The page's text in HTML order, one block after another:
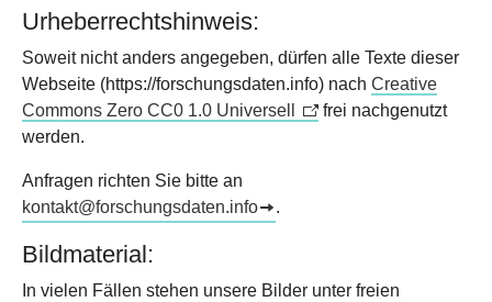
Urheberrechtshinweis:
Soweit nicht anders angegeben, dürfen alle Texte dieser
Webseite (https://forschungsdaten.info) nach Creative
Commons Zero CC0 1.0 Universell
frei nachgenutzt
werden.
Anfragen richten Sie bitte an
kontakt@forschungsdaten.info
.
Bildmaterial:
In vielen Fällen stehen unsere Bilder unter freien